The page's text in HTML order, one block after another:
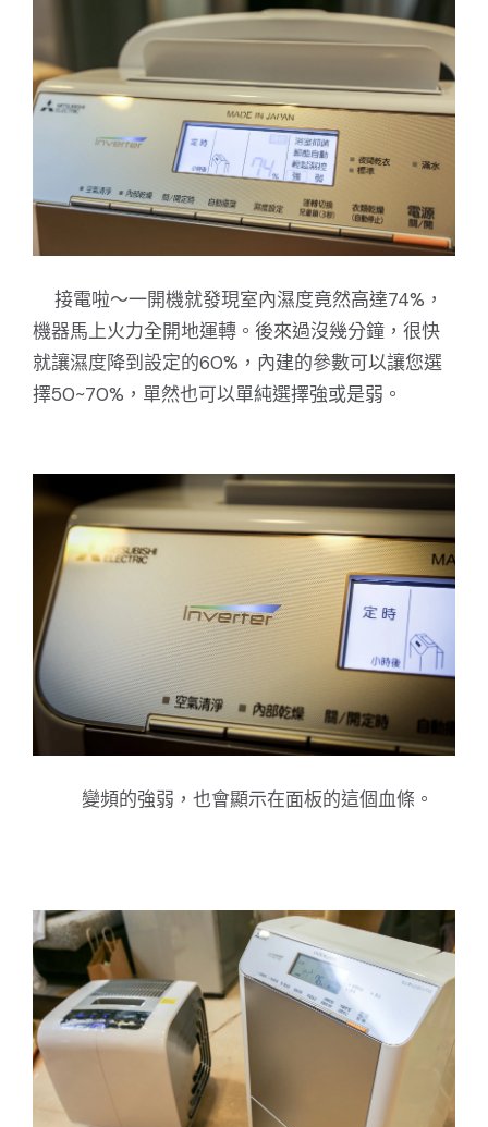
接電啦～一開機就發現室內濕度竟然高達74%，
機器馬上火力全開地運轉。後來過沒幾分鐘，很快
就讓濕度降到設定的60%，內建的參數可以讓您選
擇50~70%，單然也可以單純選擇強或是弱。
變頻的強弱，也會顯示在面板的這個血條。